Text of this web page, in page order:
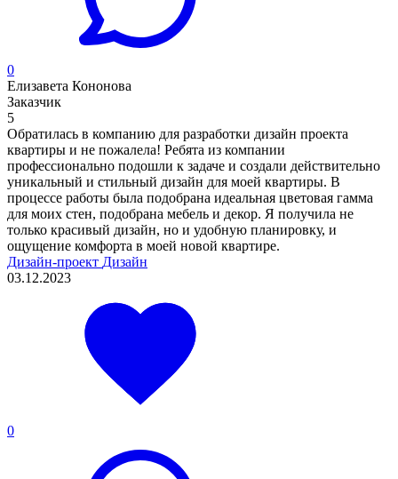
0
Елизавета Кононова
Заказчик
5
Обратилась в компанию для разработки дизайн проекта
квартиры и не пожалела! Ребята из компании
профессионально подошли к задаче и создали действительно
уникальный и стильный дизайн для моей квартиры. В
процессе работы была подобрана идеальная цветовая гамма
для моих стен, подобрана мебель и декор. Я получила не
только красивый дизайн, но и удобную планировку, и
ощущение комфорта в моей новой квартире.
Дизайн-проект Дизайн
03.12.2023
0